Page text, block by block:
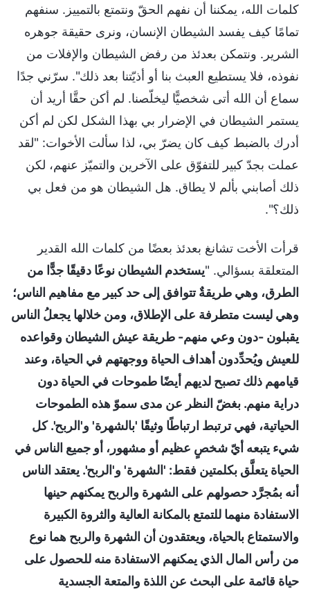
كلمات الله، يمكننا أن نفهم الحقّ ونتمتع بالتمييز. سنفهم
تمامًا كيف يفسد الشيطان الإنسان، ونرى حقيقة جوهره
الشرير. ونتمكن بعدئذ من رفض الشيطان والإفلات من
نفوذه، فلا يستطيع العبث بنا أو أذيّتنا بعد ذلك". سرّني جدًا
سماع أن الله أتى شخصيًّا ليخلّصنا. لم أكن حقَّا أريد أن
يستمر الشيطان في الإضرار بي بهذا الشكل لكن لم أكن
أدرك بالضبط كيف كان يضرّ بي، لذا سألت الأخوات: "لقد
عملت بجدّ كبير للتفوّق على الآخرين والتميّز عنهم، لكن
ذلك أصابني بألم لا يطاق. هل الشيطان هو من فعل بي
ذلك؟".
قرأت الأخت تشانغ بعدئذ بعضًا من كلمات الله القدير
المتعلقة بسؤالي. "يستخدم الشيطان نوعًا دقيقًا جدًّا من
الطرق، وهي طريقةٌ تتوافق إلى حد كبير مع مفاهيم الناس؛
وهي ليست متطرفة على الإطلاق، ومن خلالها يجعلُ الناس
يقبلون -دون وعي منهم- طريقة عيش الشيطان وقواعده
للعيش ويُحدِّدون أهداف الحياة ووجهتهم في الحياة، وعند
قيامهم ذلك تصبح لديهم أيضًا طموحات في الحياة دون
دراية منهم. بغضّ النظر عن مدى سموّ هذه الطموحات
الحياتية، فهي ترتبط ارتباطًا وثيقًا 'بالشهرة' و'الربح'. كل
شيء يتبعه أيّ شخصٍ عظيم أو مشهور، أو جميع الناس في
الحياة يتعلَّق بكلمتين فقط: 'الشهرة' و'الربح'. يعتقد الناس
أنه بمُجرَّد حصولهم على الشهرة والربح يمكنهم حينها
الاستفادة منهما للتمتع بالمكانة العالية والثروة الكبيرة
والاستمتاع بالحياة، ويعتقدون أن الشهرة والربح هما نوع
من رأس المال الذي يمكنهم الاستفادة منه للحصول على
حياة قائمة على البحث عن اللذة والمتعة الجسدية